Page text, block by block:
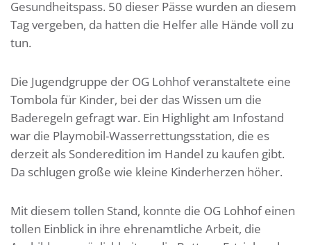
Gesundheitspass. 50 dieser Pässe wurden an diesem
Tag vergeben, da hatten die Helfer alle Hände voll zu
tun.
Die Jugendgruppe der OG Lohhof veranstaltete eine
Tombola für Kinder, bei der das Wissen um die
Baderegeln gefragt war. Ein Highlight am Infostand
war die Playmobil-Wasserrettungsstation, die es
derzeit als Sonderedition im Handel zu kaufen gibt.
Da schlugen große wie kleine Kinderherzen höher.
Mit diesem tollen Stand, konnte die OG Lohhof einen
tollen Einblick in ihre ehrenamtliche Arbeit, die